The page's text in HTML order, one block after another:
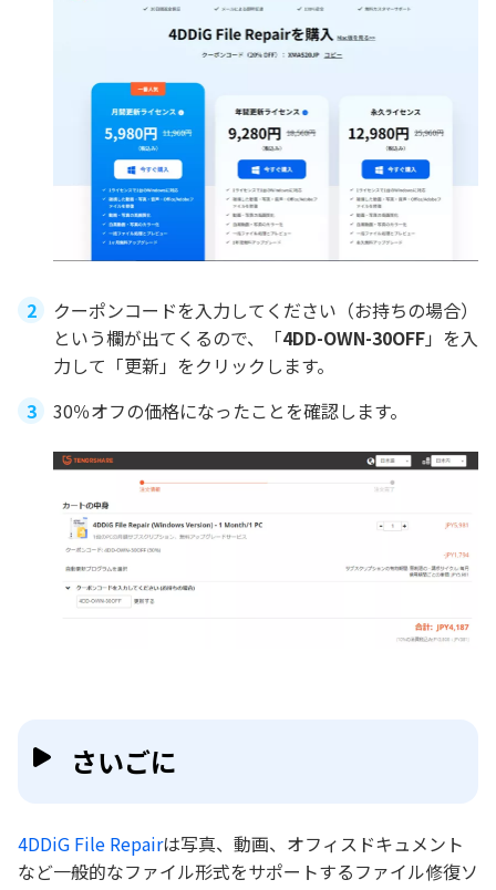
クーポンコードを入力してください（お持ちの場合）
という欄が出てくるので、「4DD-OWN-30OFF」を入
力して「更新」をクリックします。
30％オフの価格になったことを確認します。
さいごに
4DDiG File Repairは写真、動画、オフィスドキュメント
など一般的なファイル形式をサポートするファイル修復ソ